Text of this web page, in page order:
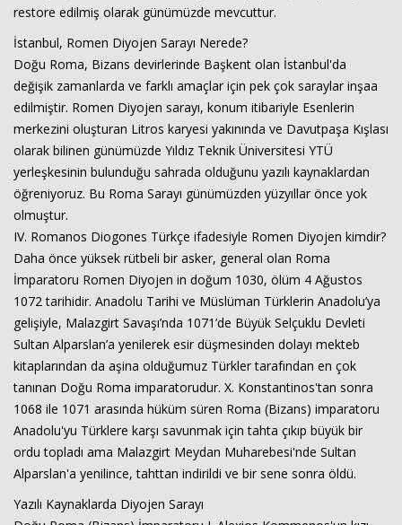
restore edilmiş olarak günümüzde mevcuttur.
İstanbul, Romen Diyojen Sarayı Nerede?
Doğu Roma, Bizans devirlerinde Başkent olan İstanbul'da
değişik zamanlarda ve farklı amaçlar için pek çok saraylar inşaa
edilmiştir. Romen Diyojen sarayı, konum itibariyle Esenlerin
merkezini oluşturan Litros karyesi yakınında ve Davutpaşa Kışlası
olarak bilinen günümüzde Yıldız Teknik Üniversitesi YTÜ
yerleşkesinin bulunduğu sahrada olduğunu yazılı kaynaklardan
öğreniyoruz. Bu Roma Sarayı günümüzden yüzyıllar önce yok
olmuştur.
IV. Romanos Diogones Türkçe ifadesiyle Romen Diyojen kimdir?
Daha önce yüksek rütbeli bir asker, general olan Roma
İmparatoru Romen Diyojen in doğum 1030, ölüm 4 Ağustos
1072 tarihidir. Anadolu Tarihi ve Müslüman Türklerin Anadolu’ya
gelişiyle, Malazgirt Savaşı’nda 1071’de Büyük Selçuklu Devleti
Sultan Alparslan’a yenilerek esir düşmesinden dolayı mekteb
kitaplarından da aşina olduğumuz Türkler tarafından en çok
tanınan Doğu Roma imparatorudur. X. Konstantinos'tan sonra
1068 ile 1071 arasında hüküm süren Roma (Bizans) imparatoru
Anadolu'yu Türklere karşı savunmak için tahta çıkıp büyük bir
ordu topladı ama Malazgirt Meydan Muharebesi'nde Sultan
Alparslan'a yenilince, tahttan indirildi ve bir sene sonra öldü.
Yazılı Kaynaklarda Diyojen Sarayı